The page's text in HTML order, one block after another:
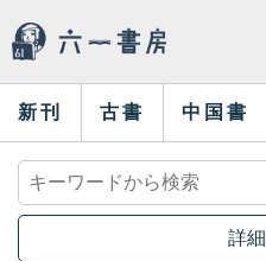
新刊 古書 中国書
詳